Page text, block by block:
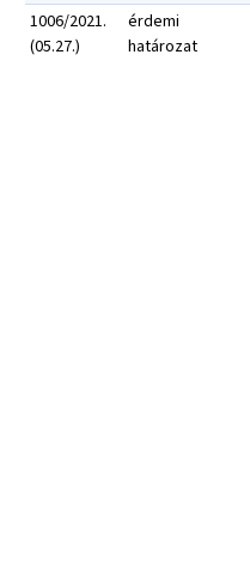
1006/2021.
(05.27.)
érdemi
határozat